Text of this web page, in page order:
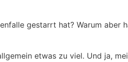
gestarrt hat? Warum aber
etwas zu viel. Und ja,